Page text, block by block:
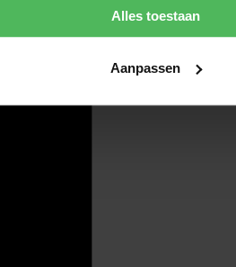
Alles toestaan
Aanpassen